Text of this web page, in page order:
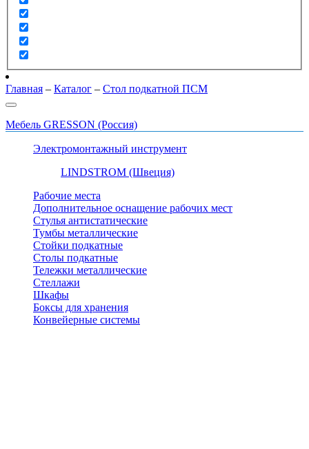
Главная – Каталог – Стол подкатной ПСМ
Мебель GRESSON (Россия)
Электромонтажный инструмент
LINDSTROM (Швеция)
Рабочие места
Дополнительное оснащение рабочих мест
Стулья антистатические
Тумбы металлические
Стойки подкатные
Столы подкатные
Тележки металлические
Стеллажи
Шкафы
Боксы для хранения
Конвейерные системы